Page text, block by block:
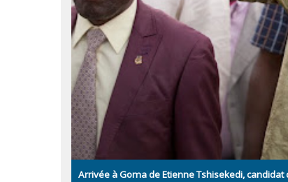
Arrivée à Goma de Etienne Tshisekedi, candidat